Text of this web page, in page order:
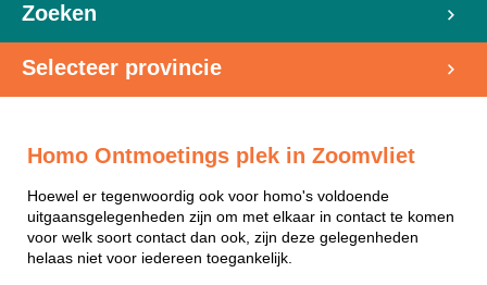
Zoeken
Selecteer provincie
Homo Ontmoetings plek in Zoomvliet
Hoewel er tegenwoordig ook voor homo's voldoende
uitgaansgelegenheden zijn om met elkaar in contact te komen
voor welk soort contact dan ook, zijn deze gelegenheden
helaas niet voor iedereen toegankelijk.